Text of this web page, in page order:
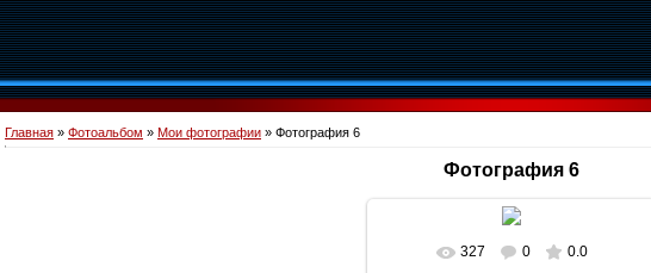
Главная » Фотоальбом » Мои фотографии » Фотография 6
Фотография 6
327 0 0.0